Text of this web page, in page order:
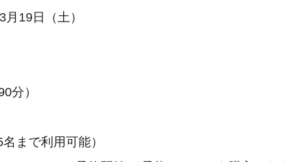
19日（土）
分）
まで利用可能）